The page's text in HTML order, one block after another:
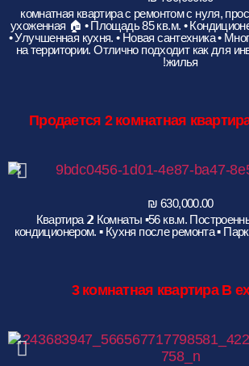
▪︎ 3-комнатная квартира с ремонтом с нуля,
ухоженная 🏠 • Площадь 85 кв.м. •
• Улучшенная кухня. • Новая сантехника •
на территории. Отлично подходит как для
жилья!
Продается 2 комнатная
‏630,000.00 ₪
▪︎Квартира 𝟮 Комнаты ▪︎56 кв.м.
кондиционером. ▪︎ Кухня после ремонта ▪︎
комнатная квартира B
3